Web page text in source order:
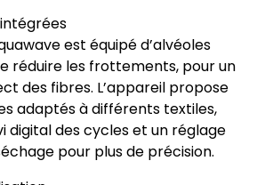
est équipé d’alvéoles
réduire les frottements, pour un
des fibres. L’appareil propose
adaptés à différents textiles,
digital des cycles et un réglage
pour plus de précision.